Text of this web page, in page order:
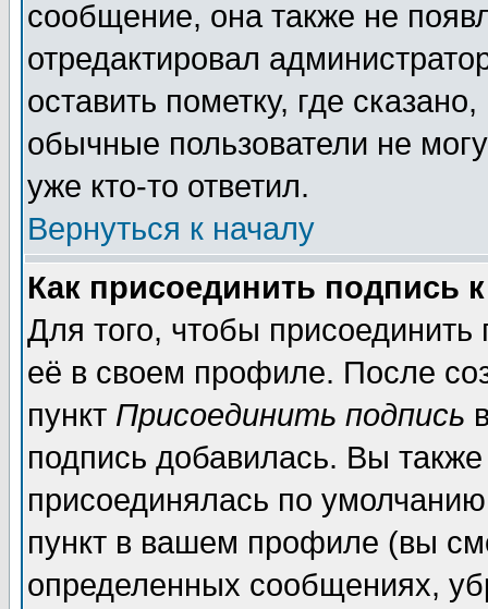
сообщение, она также не
отредактировал
оставить пометку, где
обычные пользователи не
уже кто-то ответил.
Вернуться к началу
Как присоединить подпись
Для того, чтобы
её в своем профиле. После
пункт Присоединить подпись
подпись добавилась. Вы
присоединялась по
пункт в вашем профиле (вы
определенных сообщениях,